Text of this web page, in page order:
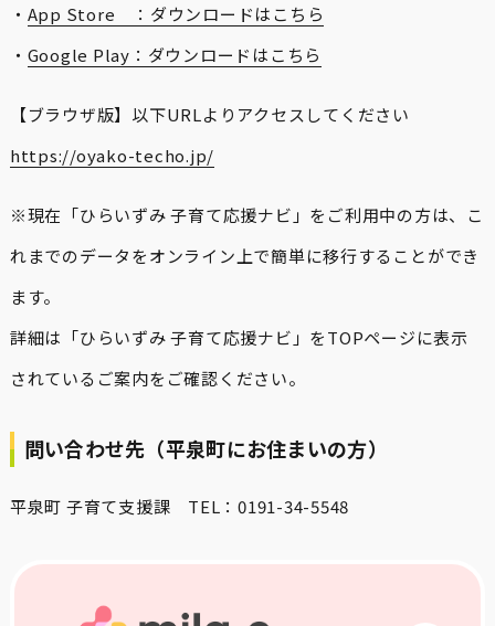
・ App Store ：ダウンロードはこちら
・ Google Play：ダウンロードはこちら
【ブラウザ版】以下URLよりアクセスしてください
https://oyako-techo.jp/
※現在「ひらいずみ 子育て応援ナビ」をご利用中の方は、こ
れまでのデータをオンライン上で簡単に移行することができ
ます。
詳細は「ひらいずみ 子育て応援ナビ」をTOPページに表示
されているご案内をご確認ください。
問い合わせ先（平泉町にお住まいの方）
平泉町 子育て支援課 TEL：0191-34-5548